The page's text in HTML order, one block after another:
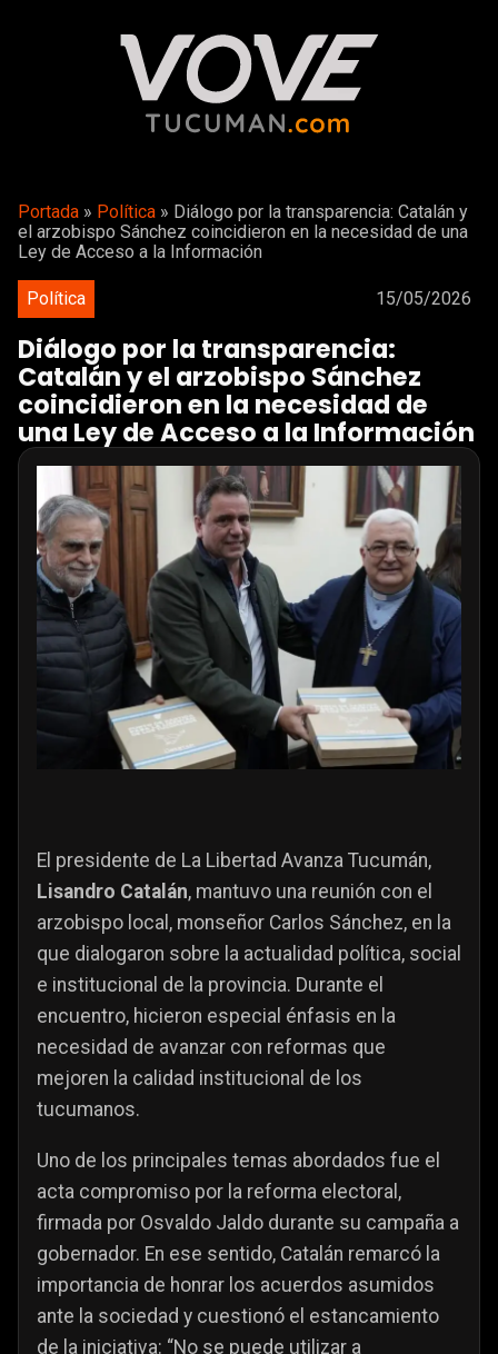
Portada » Política » Diálogo por la transparencia: Catalán y
el arzobispo Sánchez coincidieron en la necesidad de una
Ley de Acceso a la Información
Política 15/05/2026
Diálogo por la transparencia:
Catalán y el arzobispo Sánchez
coincidieron en la necesidad de
una Ley de Acceso a la Información
El presidente de La Libertad Avanza Tucumán,
Lisandro Catalán, mantuvo una reunión con el
arzobispo local, monseñor Carlos Sánchez, en la
que dialogaron sobre la actualidad política, social
e institucional de la provincia. Durante el
encuentro, hicieron especial énfasis en la
necesidad de avanzar con reformas que
mejoren la calidad institucional de los
tucumanos.
Uno de los principales temas abordados fue el
acta compromiso por la reforma electoral,
firmada por Osvaldo Jaldo durante su campaña a
gobernador. En ese sentido, Catalán remarcó la
importancia de honrar los acuerdos asumidos
ante la sociedad y cuestionó el estancamiento
de la iniciativa: “No se puede utilizar a